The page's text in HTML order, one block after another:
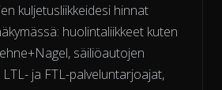
kuljetusliikkeidesi hinnat
huolintaliikkeet kuten
säiliöautojen
ja FTL-palveluntarjoajat,